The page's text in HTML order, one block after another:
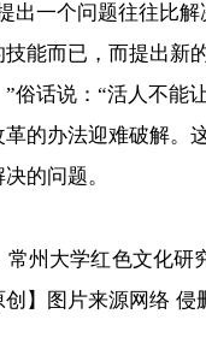
出一个问题往往比
能而已，而提出新
”俗话说：“活人不能
的办法迎难破解。
的问题。
常州大学红色文化
】图片来源网络 侵